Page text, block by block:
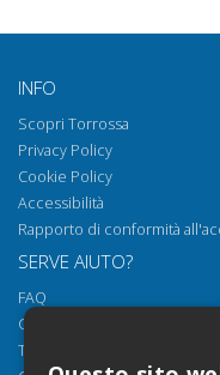
INFO
Scopri Torrossa
Privacy Policy
Cookie Policy
Accessibilità
Rapporto di conformità
SERVE AIUTO?
FAQ
Come aprire i nostri
Torrossa Reader